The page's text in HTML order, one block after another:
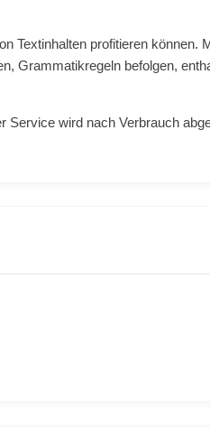
Textinhalten profitieren können.
Grammatikregeln befolgen,
Service wird nach Verbrauch